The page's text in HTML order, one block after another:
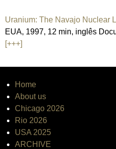
Uranium: The Navajo Nuclear
EUA, 1997, 12 min, inglês
[+++]
Home
About us
Chicago 2026
Rio 2026
USA 2025
ARCHIVE